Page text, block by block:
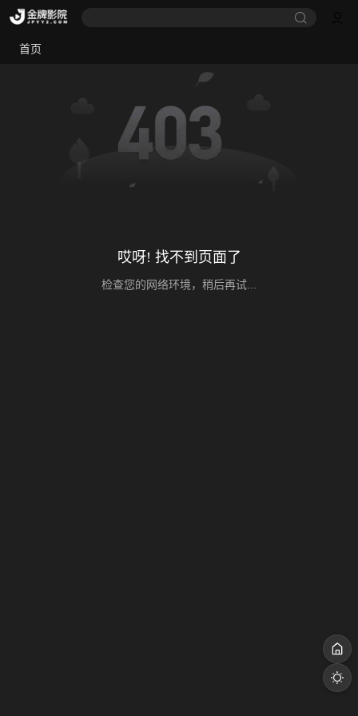
首页
哎呀! 找不到页面了
检查您的网络环境，稍后再试...